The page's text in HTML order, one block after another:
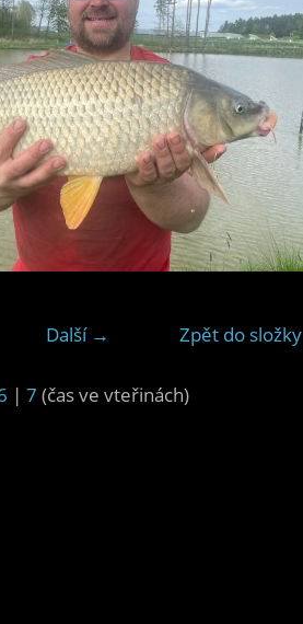
Další → Zpět do složky
| 7 (čas ve vteřinách)